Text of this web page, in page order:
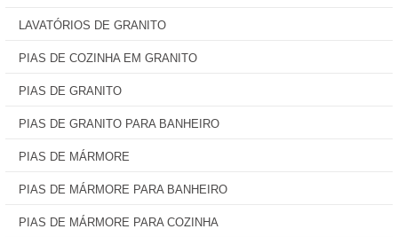
LAVATÓRIOS DE GRANITO
PIAS DE COZINHA EM GRANITO
PIAS DE GRANITO
PIAS DE GRANITO PARA BANHEIRO
PIAS DE MÁRMORE
PIAS DE MÁRMORE PARA BANHEIRO
PIAS DE MÁRMORE PARA COZINHA